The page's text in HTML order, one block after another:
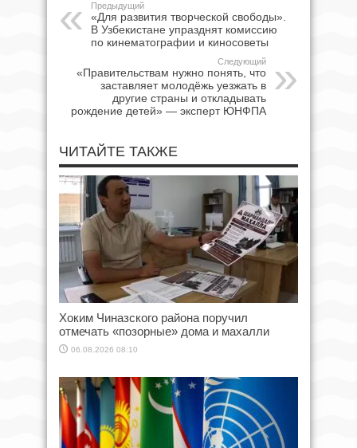
Предыдущий
«Для развития творческой свободы».
В Узбекистане упразднят комиссию
по кинематографии и киносоветы
Следующий
«Правительствам нужно понять, что
заставляет молодёжь уезжать в
другие страны и откладывать
рождение детей» — эксперт ЮНФПА
ЧИТАЙТЕ ТАКЖЕ
Хоким Чиназского района поручил
отмечать «позорные» дома и махалли
06.08.2026 08:10